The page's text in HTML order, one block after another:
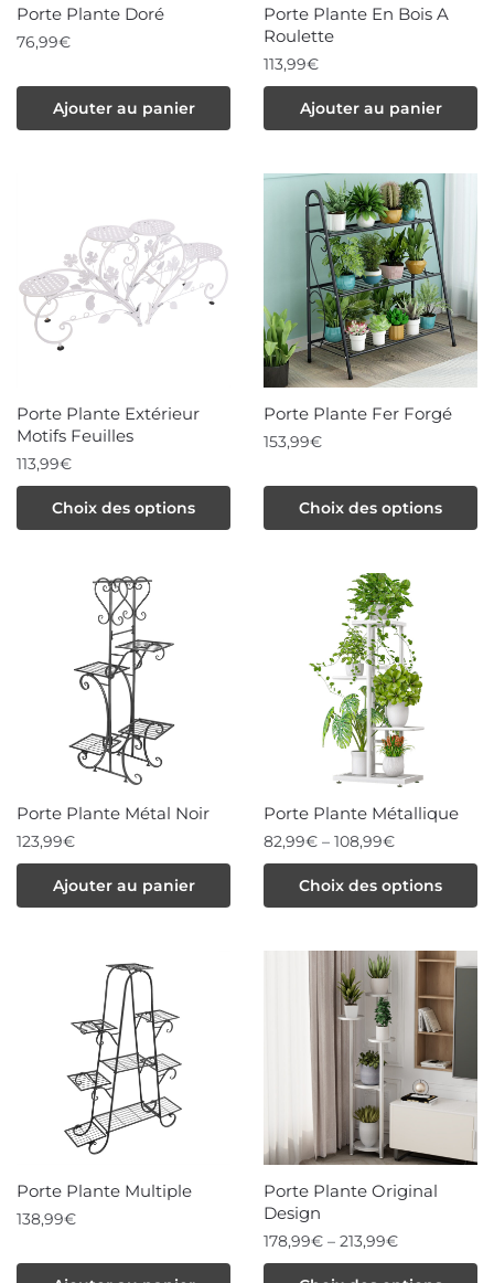
Porte Plante Doré
76,99€
Ajouter au panier
Porte Plante En Bois A
Roulette
113,99€
Ajouter au panier
Porte Plante Extérieur
Motifs Feuilles
113,99€
Choix des options
produit
plusieurs
variations.
options
peuvent
sur
page
Porte Plante Fer Forgé
153,99€
Choix des options
Ce
produit
plusieurs
variations.
options
peuvent
choisies
sur
la
page
Porte Plante Métal Noir
123,99€
Ajouter au panier
Porte Plante Métallique
82,99€ – 108,99€
Choix des options
produit
plusieurs
variations.
options
peuvent
être
choisies
sur
la
page
Porte Plante Multiple
138,99€
Porte Plante Original
Design
178,99€ – 213,99€